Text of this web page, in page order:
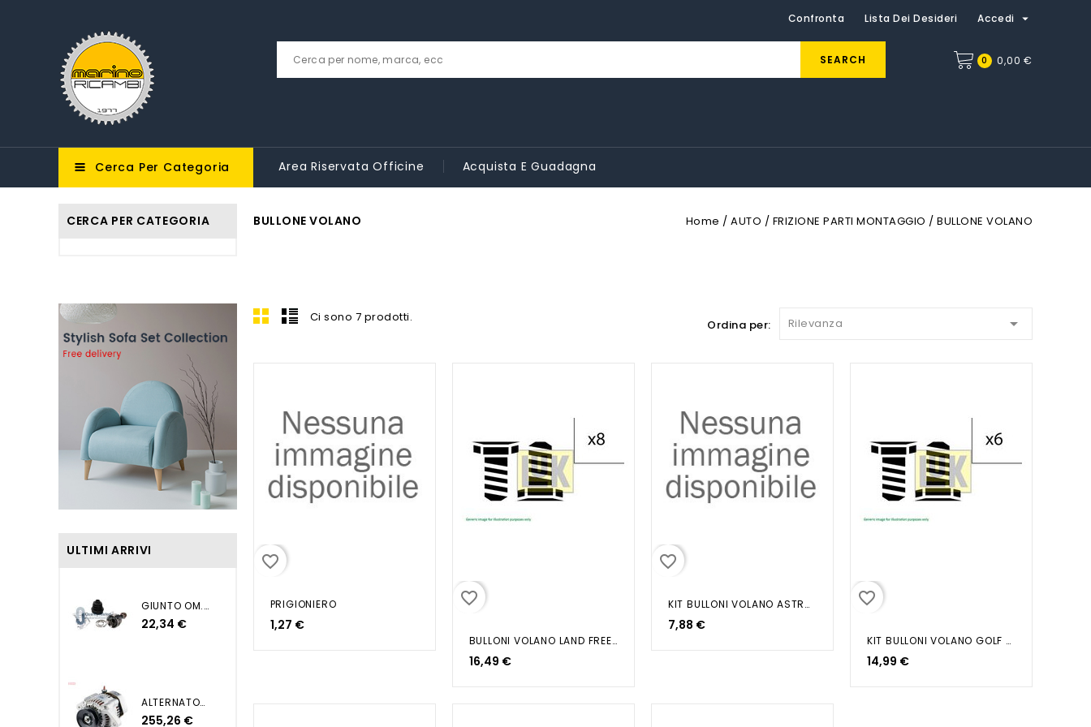
Accedi 
Lista Dei Desideri
Confronta
0 0,00 €
SEARCH
Cerca Per Categoria Area Riservata Officine Acquista E Guadagna
CERCA PER CATEGORIA
ULTIMI ARRIVI
GIUNTO OM. GRANDE PUNTO 1...
22,34 €
ALTERNATORE YANMAR JOHN...
255,26 €
BULLONE VOLANO Home AUTO FRIZIONE PARTI MONTAGGIO BULLONE VOLANO
Ci sono 7 prodotti.
Ordina per: Rilevanza 
favorite_border
PRIGIONIERO
1,27 €
favorite_border
BULLONI VOLANO LAND FREELANDER...
16,49 €
favorite_border
KIT BULLONI VOLANO ASTRA CORSA...
7,88 €
favorite_border
KIT BULLONI VOLANO GOLF V (1K1)...
14,99 €